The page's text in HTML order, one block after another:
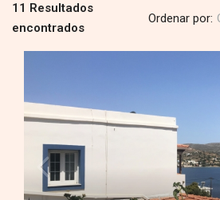
11 Resultados
encontrados
Ordenar por: